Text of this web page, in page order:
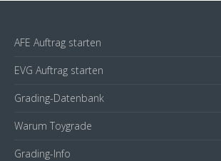
AFE Auftrag starten
EVG Auftrag starten
Grading-Datenbank
Warum Toygrade
Grading-Info